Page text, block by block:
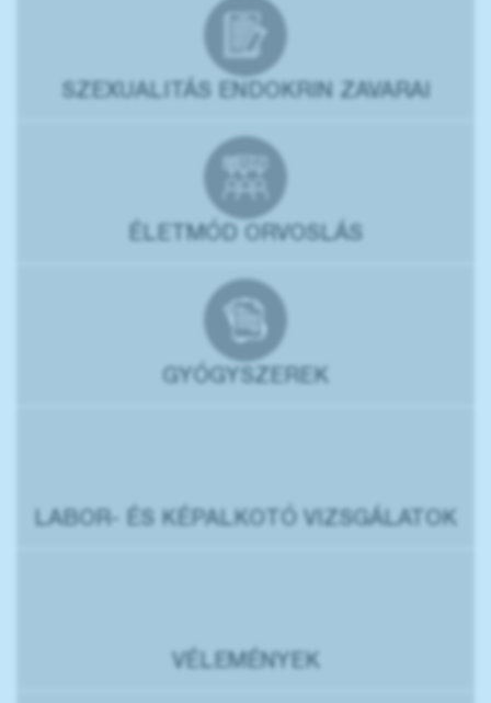
SZEXUALITÁS ENDOKRIN ZAVARAI
ÉLETMÓD ORVOSLÁS
GYÓGYSZEREK
LABOR- ÉS KÉPALKOTÓ VIZSGÁLATOK
VÉLEMÉNYEK